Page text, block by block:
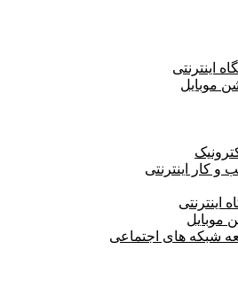
اینترنتی
موبایل
و کار اینترنتی
اینترنتی
موبایل
شبکه های اجتماعی